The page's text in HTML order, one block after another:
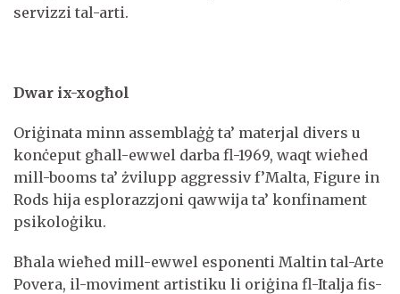
servizzi tal-arti.
Dwar ix-xogħol
Oriġinata minn assemblaġġ ta’ materjal divers u
konċeput għall-ewwel darba fl-1969, waqt wieħed
mill-booms ta’ żvilupp aggressiv f’Malta, Figure in
Rods hija esplorazzjoni qawwija ta’ konfinament
psikoloġiku.
Bħala wieħed mill-ewwel esponenti Maltin tal-Arte
Povera, il-moviment artistiku li oriġina fl-Italja fis-